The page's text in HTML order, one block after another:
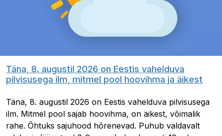
Täna, 8. augustil 2026 on Eestis vahelduva
pilvisusega ilm, mitmel pool hoovihma ja äikest
Täna, 8. augustil 2026 on Eestis vahelduva pilvisusega
ilm. Mitmel pool sajab hoovihma, on äikest, võimalik
rahe. Õhtuks sajuhood hõrenevad. Puhub valdavalt